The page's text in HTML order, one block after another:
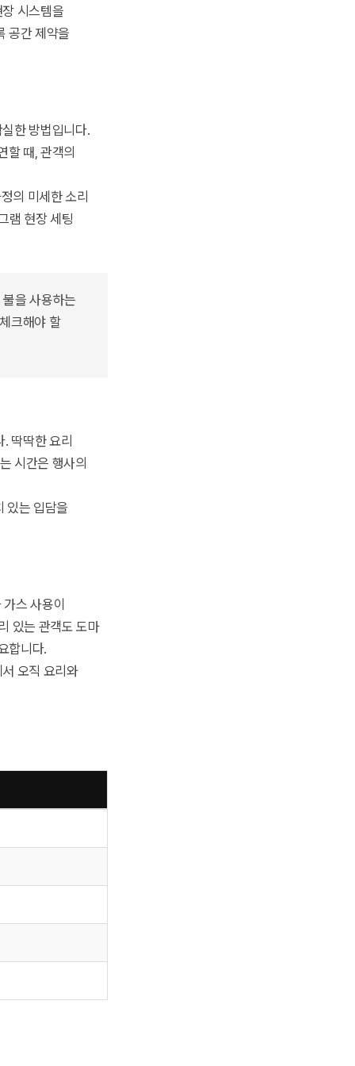
시스템을
공간 제약을
한 방법입니다.
할 때, 관객의
의 미세한 소리
램 현장 세팅
을 사용하는
크해야 할
딱딱한 요리
시간은 행사의
있는 입담을
스 사용이
있는 관객도 도마
합니다.
오직 요리와